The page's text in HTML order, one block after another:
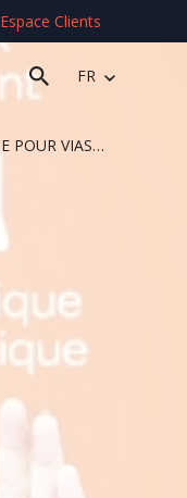
Espace Clients
FR
NOUVEAU CYCLE DE CROISSANCE POUR VIASPHÈRE